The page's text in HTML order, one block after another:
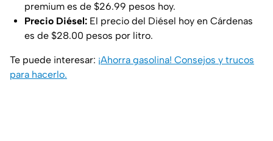
premium es de $26.99 pesos hoy.
Precio Diésel: El precio del Diésel hoy en Cárdenas
es de $28.00 pesos por litro.
Te puede interesar: ¡Ahorra gasolina! Consejos y trucos
para hacerlo.